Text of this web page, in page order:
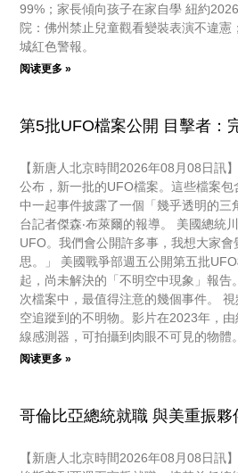
99%；家長傾向孩子在家自學 紐約
院：佛州禁止兒童觀看變裝表演不違憲
城紅色警報。
阅读更多 »
第5批UFO檔案公開 目擊者：
【新唐人北京時間2026年08月08日訊
公布，新一批的UFO檔案。這些檔案
中一起事件披露了一個「幾乎透明的三
台記者傑森‧布萊爾的報導。 美國總統
UFO。我們會公開許多事，我想大家
思。」 美國戰爭部週五公開第五批
起，尚未解決的「不明空中現象」報告
次檔案中，最值得注意的幾個事件。
空追蹤到的不明物。影片在2023年，
線感測器，可拍攝到肉眼不可見的物體。
阅读更多 »
哥倫比亞總統就職 與美重振夥
【新唐人北京時間2026年08月08日訊